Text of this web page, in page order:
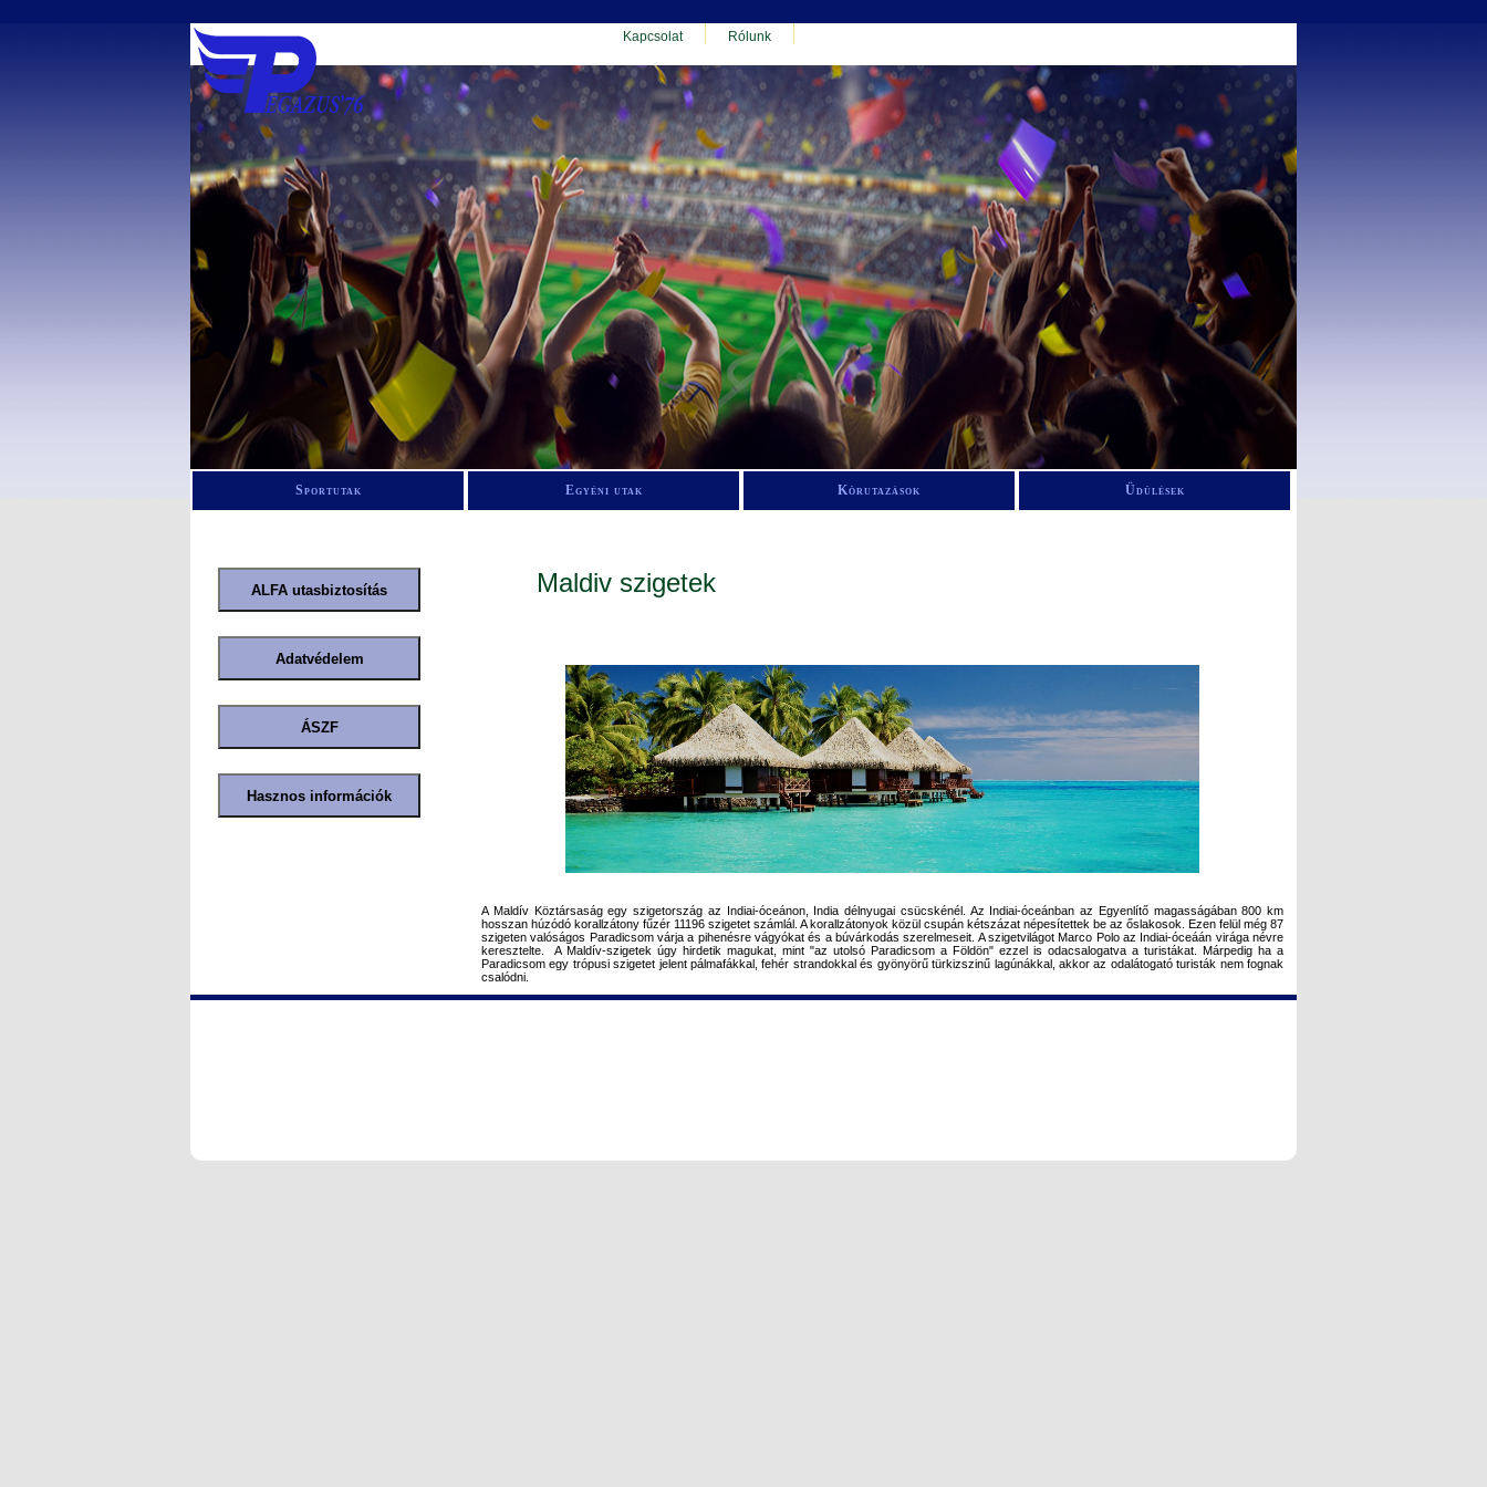
Kapcsolat Rólunk
Sportutak Egyéni utak Körutazások Üdülések
Maldiv szigetek
A Maldív Köztársaság egy szigetország az Indiai-óceánon, India délnyugai csücskénél. Az Indiai-óceánban az Egyenlítő magasságában 800 km
hosszan húzódó korallzátony fűzér 11196 szigetet számlál. A korallzátonyok közül csupán kétszázat népesítettek be az őslakosok. Ezen felül még 87
szigeten valóságos Paradicsom várja a pihenésre vágyókat és a búvárkodás szerelmeseit. A szigetvilágot Marco Polo az Indiai-óceáán virága névre
keresztelte. A Maldív-szigetek úgy hirdetik magukat, mint "az utolsó Paradicsom a Földön" ezzel is odacsalogatva a turistákat. Márpedig ha a
Paradicsom egy trópusi szigetet jelent pálmafákkal, fehér strandokkal és gyönyörű türkizszinű lagúnákkal, akkor az odalátogató turisták nem fognak
csalódni.